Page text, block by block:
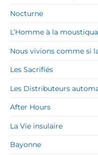
Nocturne
L’Homme à la
Nous vivions comme si
Les Sacrifiés
Les Distributeurs
After Hours
La Vie insulaire
Bayonne